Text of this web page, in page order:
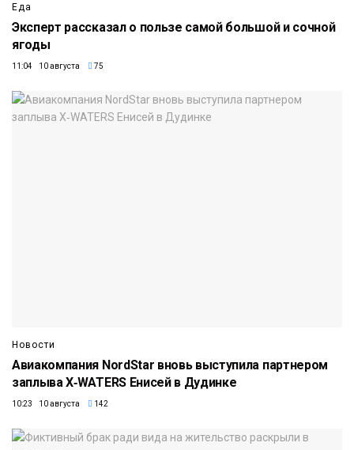
Еда
Эксперт рассказал о пользе самой большой и сочной
ягоды
11:04 10 августа 75
Новости
Авиакомпания NordStar вновь выступила партнером
заплыва X‑WATERS Енисей в Дудинке
10:23 10 августа 142